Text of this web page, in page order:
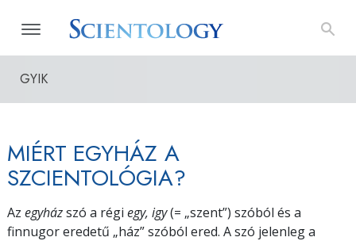
GYIK
MIÉRT EGYHÁZ A
SZCIENTOLÓGIA?
Az egyházszó a régi egy, igy(= „szent”) szóból és a
finnugor eredetű „ház” szóból ered. A szó jelenleg a